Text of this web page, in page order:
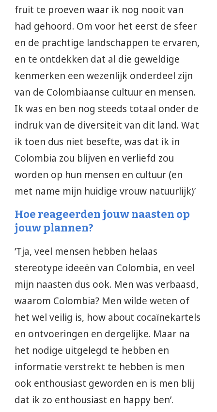
fruit te proeven waar ik nog nooit van
had gehoord. Om voor het eerst de sfeer
en de prachtige landschappen te ervaren,
en te ontdekken dat al die geweldige
kenmerken een wezenlijk onderdeel zijn
van de Colombiaanse cultuur en mensen.
Ik was en ben nog steeds totaal onder de
indruk van de diversiteit van dit land. Wat
ik toen dus niet besefte, was dat ik in
Colombia zou blijven en verliefd zou
worden op hun mensen en cultuur (en
met name mijn huidige vrouw natuurlijk)’
Hoe reageerden jouw naasten op
jouw plannen?
‘Tja, veel mensen hebben helaas
stereotype ideeën van Colombia, en veel
mijn naasten dus ook. Men was verbaasd,
waarom Colombia? Men wilde weten of
het wel veilig is, how about cocaïnekartels
en ontvoeringen en dergelijke. Maar na
het nodige uitgelegd te hebben en
informatie verstrekt te hebben is men
ook enthousiast geworden en is men blij
dat ik zo enthousiast en happy ben’.